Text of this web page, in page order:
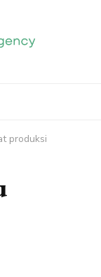
produksi